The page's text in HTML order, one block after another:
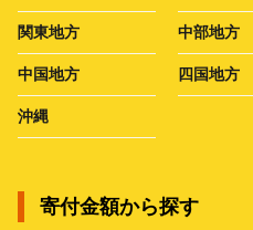
関東地方 中部地方
中国地方 四国地方
沖縄
寄付金額から探す